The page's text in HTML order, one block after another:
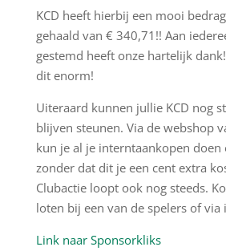
KCD heeft hierbij een mooi
gehaald van € 340,71!! Aan
gestemd heeft onze hartelijk
dit enorm!
Uiteraard kunnen jullie KCD nog
blijven steunen. Via de webshop
kun je al je interntaankopen doen
zonder dat dit je een cent extra
Clubactie loopt ook nog steeds.
loten bij een van de spelers of via
Link naar Sponsorkliks